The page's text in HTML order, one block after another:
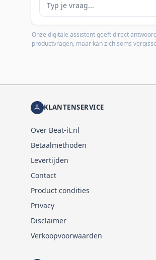
Onze digitale assistent geeft direct
productvragen, maar kan zich soms
KLANTENSERVICE
Over Beat-it.nl
Betaalmethoden
Levertijden
Contact
Product condities
Privacy
Disclaimer
Verkoopvoorwaarden